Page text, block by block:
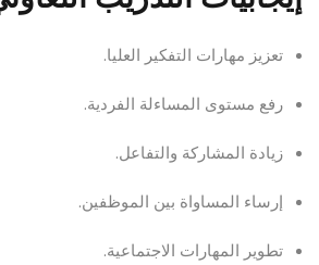
تعزيز مهارات التفكير العليا.
رفع مستوى المساءلة الفردية.
زيادة المشاركة والتفاعل.
إرساء المساواة بين الموظفين.
تطوير المهارات الاجتماعية.